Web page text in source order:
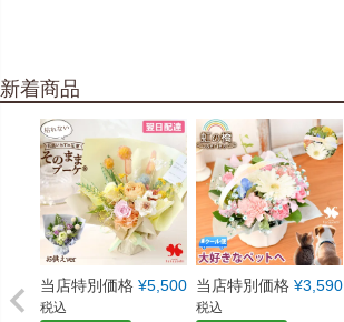
新着商品
当店特別価格 ¥5,500
税込
当店特別価格 ¥3,590
税込